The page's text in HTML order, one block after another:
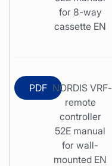
for 8-way
cassette EN
PDF NORDIS VRF
remote
controller
52E manual
for wall-
mounted EN
-